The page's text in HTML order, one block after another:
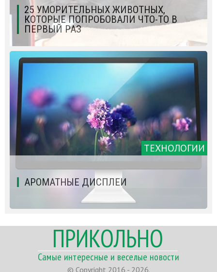
25 УМОРИТЕЛЬНЫХ ЖИВОТНЫХ,
КОТОРЫЕ ПОПРОБОВАЛИ ЧТО-ТО В
ПЕРВЫЙ РАЗ
ТЕХНОЛОГИИ
АРОМАТНЫЕ ДИСПЛЕИ
ПРИКОЛЬНО
Самые интересные и веселые новости
© Copyright 2016 - 2026.